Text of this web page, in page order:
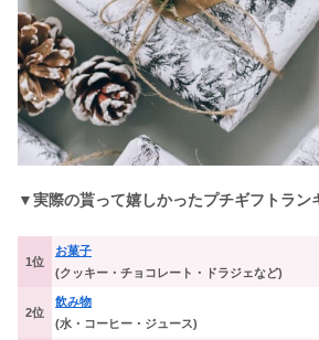
▼実際の貰って嬉しかったプチギフトラン
1位
お菓子
(クッキー・チョコレート・ドラジェなど)
2位
飲み物
(水・コーヒー・ジュース)